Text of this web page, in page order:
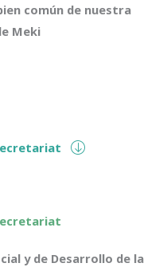
común de nuestra
Meki
y de Desarrollo de la